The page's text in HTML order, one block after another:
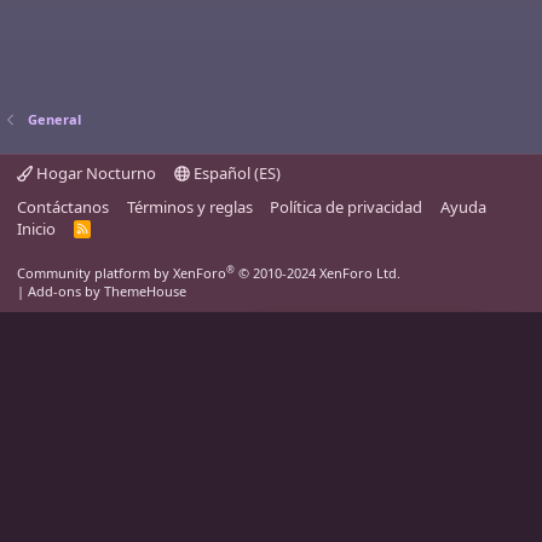
General
Hogar Nocturno
Español (ES)
Contáctanos
Términos y reglas Política de privacidad
Ayuda
Inicio
R
Community platform by XenForo® © 2010-2024 XenForo Ltd.
| Add-ons by ThemeHouse